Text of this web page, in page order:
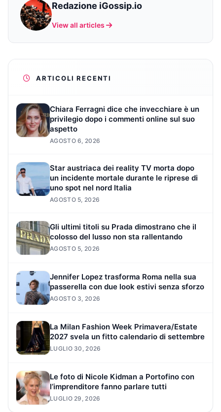
Redazione iGossip.io
View all articles
ARTICOLI RECENTI
Chiara Ferragni dice che invecchiare è un
privilegio dopo i commenti online sul suo
aspetto
AGOSTO 6, 2026
Star austriaca dei reality TV morta dopo
un incidente mortale durante le riprese di
uno spot nel nord Italia
AGOSTO 5, 2026
Gli ultimi titoli su Prada dimostrano che il
colosso del lusso non sta rallentando
AGOSTO 5, 2026
Jennifer Lopez trasforma Roma nella sua
passerella con due look estivi senza sforzo
AGOSTO 3, 2026
La Milan Fashion Week Primavera/Estate
2027 svela un fitto calendario di settembre
LUGLIO 30, 2026
Le foto di Nicole Kidman a Portofino con
l’imprenditore fanno parlare tutti
LUGLIO 29, 2026